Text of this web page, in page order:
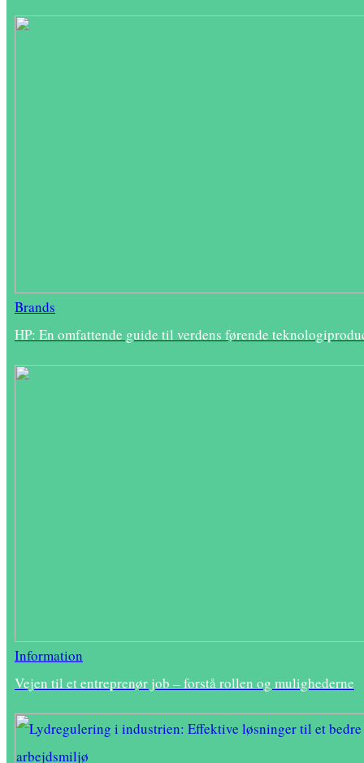
Brands
HP: En omfattende guide til verdens førende
Information
Vejen til et entreprenør job – forstå rollen og mulighederne